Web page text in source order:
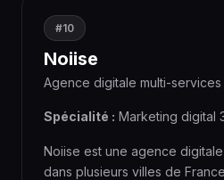
#10
Noiise
Agence digitale multi-services
Spécialité : Marketing digital
Noiise est une agence
dans plusieurs villes de